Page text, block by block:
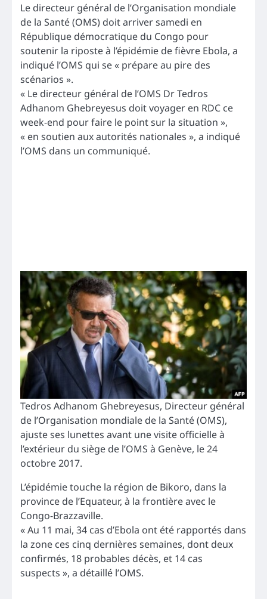
Le directeur général de l’Organisation mondiale
de la Santé (OMS) doit arriver samedi en
République démocratique du Congo pour
soutenir la riposte à l’épidémie de fièvre Ebola, a
indiqué l’OMS qui se « prépare au pire des
scénarios ».
« Le directeur général de l’OMS Dr Tedros
Adhanom Ghebreyesus doit voyager en RDC ce
week-end pour faire le point sur la situation »,
« en soutien aux autorités nationales », a indiqué
l’OMS dans un communiqué.
Tedros Adhanom Ghebreyesus, Directeur général
de l’Organisation mondiale de la Santé (OMS),
ajuste ses lunettes avant une visite officielle à
l’extérieur du siège de l’OMS à Genève, le 24
octobre 2017.
L’épidémie touche la région de Bikoro, dans la
province de l’Equateur, à la frontière avec le
Congo-Brazzaville.
« Au 11 mai, 34 cas d’Ebola ont été rapportés dans
la zone ces cinq dernières semaines, dont deux
confirmés, 18 probables décès, et 14 cas
suspects », a détaillé l’OMS.